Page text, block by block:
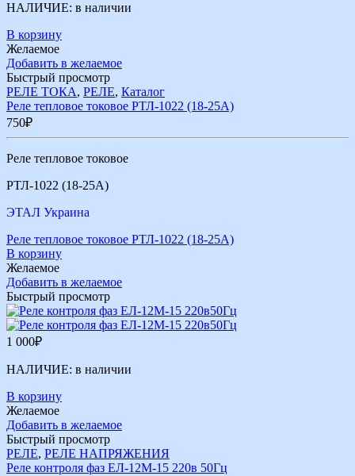
НАЛИЧИЕ: в наличии
В корзину
Желаемое
Добавить в желаемое
Быстрый просмотр
РЕЛЕ ТОКА, РЕЛЕ, Каталог
Реле тепловое токовое РТЛ-1022 (18-25А)
750₽
Реле тепловое токовое
РТЛ-1022 (18-25А)
ЭТАЛ Украина
Реле тепловое токовое РТЛ-1022 (18-25А)
В корзину
Желаемое
Добавить в желаемое
Быстрый просмотр
1 000₽
НАЛИЧИЕ: в наличии
В корзину
Желаемое
Добавить в желаемое
Быстрый просмотр
РЕЛЕ, РЕЛЕ НАПРЯЖЕНИЯ
Реле контроля фаз ЕЛ-12М-15 220в 50Гц